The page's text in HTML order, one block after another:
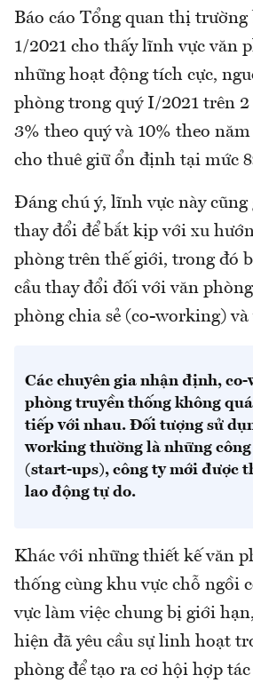
Báo cáo Tổng quan thị trường
1/2021 cho thấy lĩnh vực văn
những hoạt động tích cực,
phòng trong quý I/2021 trên
3% theo quý và 10% theo
cho thuê giữ ổn định tại mức
Đáng chú ý, lĩnh vực này
thay đổi để bắt kịp với xu
phòng trên thế giới, trong đó
cầu thay đổi đối với văn
phòng chia sẻ (co-working) và
Các chuyên gia nhận định,
phòng truyền thống không
tiếp với nhau. Đối tượng sử
working thường là những
(start-ups), công ty mới được
lao động tự do.
Khác với những thiết kế văn
thống cùng khu vực chỗ ngồi
vực làm việc chung bị giới
hiện đã yêu cầu sự linh hoạt
phòng để tạo ra cơ hội hợp